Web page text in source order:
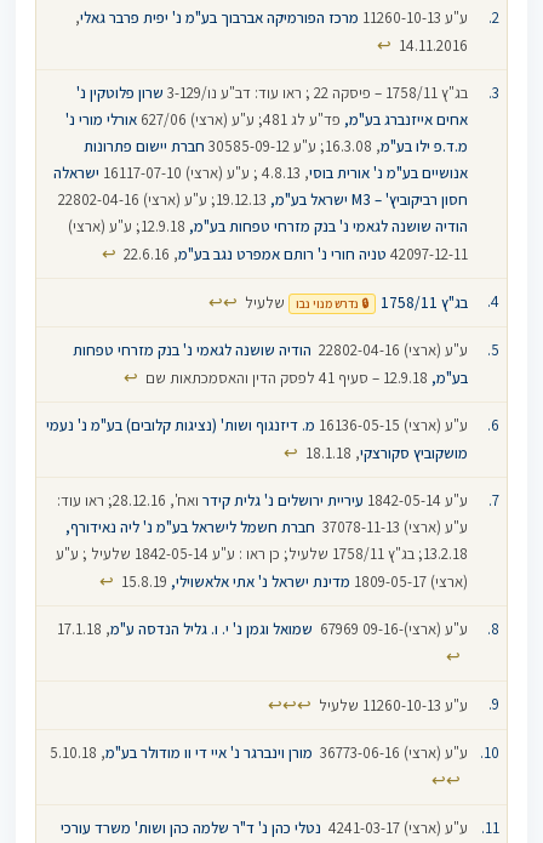
ע"ע 11260-10-13 מרכז הפורמיקה אברבוך בע"מ נ' יפית פרבר גאלי,
14.11.2016
↩
בג"ץ 1758/11 – פיסקה 22 ; ראו עוד: דב"ע נו/3-129
שרון פלוטקין נ'
אחים אייזנברג בע"מ, פד"ע לג 481; ע"ע (ארצי) 627/06
אורלי מורי נ'
מ.ד.פ ילו בע"מ, 16.3.08; ע"ע 30585-09-12
חברת יישום פתרונות
אנושיים בע"מ נ' אורית בוסי, 4.8.13 ; ע"ע (ארצי) 16117-07-10
ישראלה
חסון רביקוביץ' – M3 ישראל בע"מ,
הודיה שושנה לגאמי נ' בנק מזרחי טפחות בע"מ,
12.9.18; ע"ע (ארצי)
42097-12-11 טניה חורי נ' רותם אמפרט נגב בע"מ, 22.6.16
↩
בג"ץ 1758/11 🔒 נדרש מנוי נבו שלעיל ↩
↩
ע"ע (ארצי) 22802-04-16‏ ‏
הודיה שושנה לגאמי נ' בנק מזרחי טפחות
בע"מ,
↩
ע"ע (ארצי) 16136-05-15‏ ‏
מ. דיזנגוף ושות' (נציגות קלובים) בע"מ נ' נעמי
מושקוביץ סקורצקי, 18.1.18
↩
ע"ע 1842-05-14 עיריית ירושלים נ' גלית קידר
ואח', 28.12.16; ראו עוד:
ע"ע (ארצי) 37078-11-13‏ ‏
חברת חשמל לישראל בע"מ נ' ליה נאידורף,
13.2.18; בג"ץ 1758/11 שלעיל; כן ראו : ע"ע 1842-05-14 שלעיל ; ע"ע
(ארצי) 1809-05-17‏
מדינת ישראל נ' אתי אלאשוילי‏, ↩
ע"ע (ארצי)-09-16 67969‏ ‏ שמואל וגמן נ' י. ו. גליל הנדסה ע"מ, 17.1.18
↩
ע"ע 11260-10-13 שלעיל ↩
↩
↩
ע"ע (ארצי) 36773-06-16‏ ‏ מורן וינברגר נ' איי די וו מודולר בע"מ, 5.10.18
↩
↩
ע"ע (ארצי) 4241-03-17 ‏
נטלי כהן נ' ד"ר שלמה כהן ושות' משרד עורכי